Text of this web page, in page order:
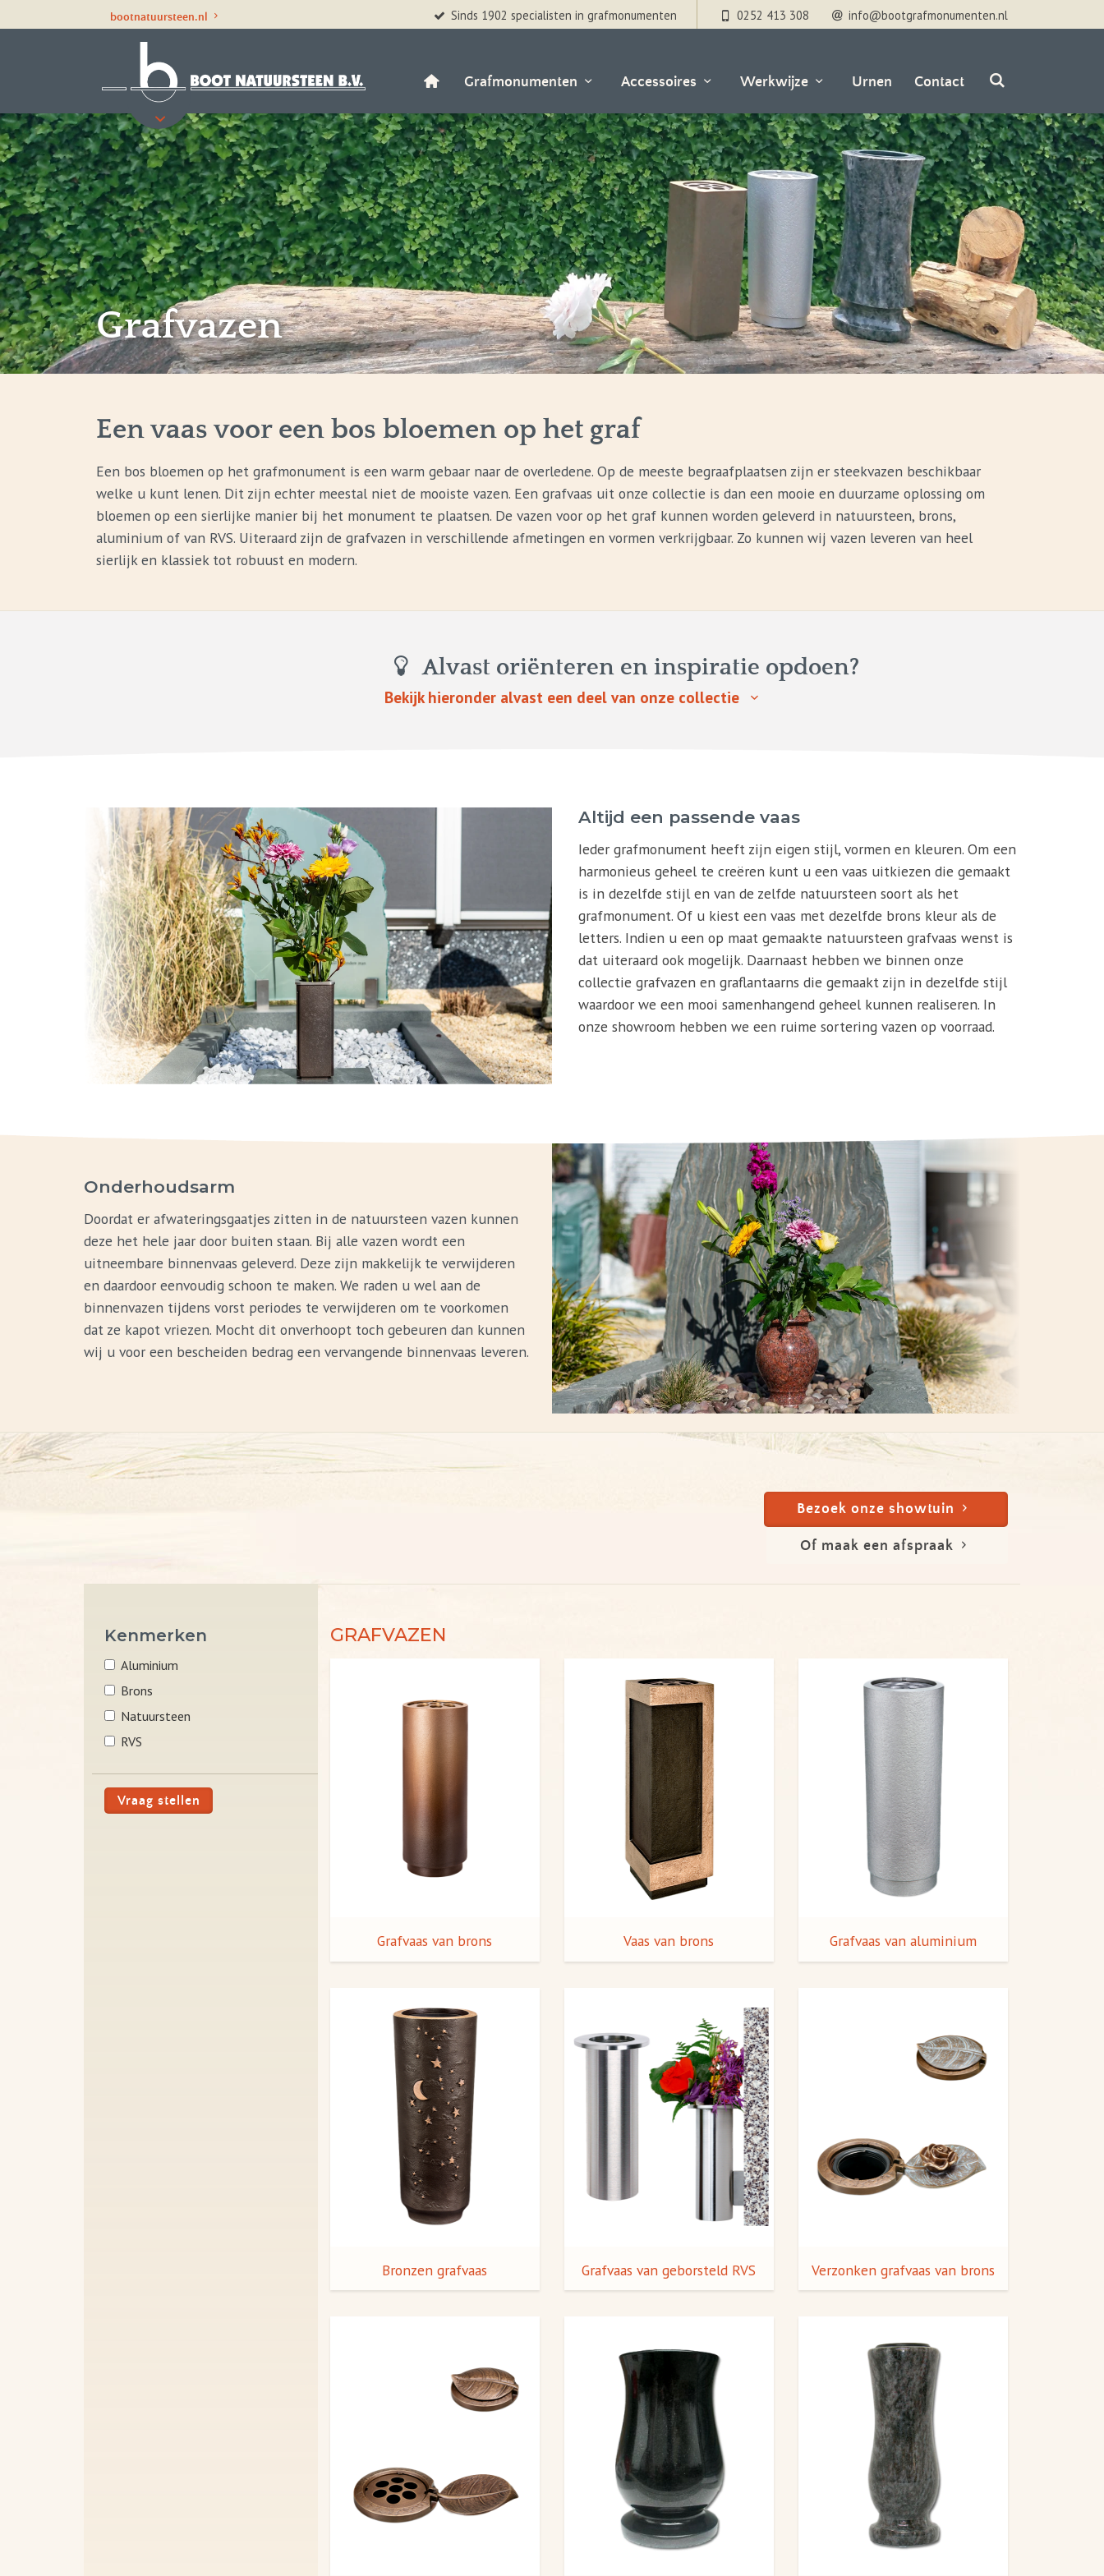
bootnatuursteen.nl Sinds 1902 specialisten in grafmonumenten 0252 413 308 info@bootgrafmonumenten.nl
Grafmonumenten Accessoires Werkwijze Urnen Contact
Grafvazen
Een vaas voor een bos bloemen op het graf
Een bos bloemen op het grafmonument is een warm gebaar naar de overledene. Op de meeste begraafplaatsen zijn er steekvazen beschikbaar
welke u kunt lenen. Dit zijn echter meestal niet de mooiste vazen. Een grafvaas uit onze collectie is dan een mooie en duurzame oplossing om
bloemen op een sierlijke manier bij het monument te plaatsen. De vazen voor op het graf kunnen worden geleverd in natuursteen, brons,
aluminium of van RVS. Uiteraard zijn de grafvazen in verschillende afmetingen en vormen verkrijgbaar. Zo kunnen wij vazen leveren van heel
sierlijk en klassiek tot robuust en modern.
Alvast oriënteren en inspiratie opdoen?
Bekijk hieronder alvast een deel van onze collectie
Altijd een passende vaas
Ieder grafmonument heeft zijn eigen stijl, vormen en kleuren. Om een
harmonieus geheel te creëren kunt u een vaas uitkiezen die gemaakt
is in dezelfde stijl en van de zelfde natuursteen soort als het
grafmonument. Of u kiest een vaas met dezelfde brons kleur als de
letters. Indien u een op maat gemaakte natuursteen grafvaas wenst is
dat uiteraard ook mogelijk. Daarnaast hebben we binnen onze
collectie grafvazen en graflantaarns die gemaakt zijn in dezelfde stijl
waardoor we een mooi samenhangend geheel kunnen realiseren. In
onze showroom hebben we een ruime sortering vazen op voorraad.
Onderhoudsarm
Doordat er afwateringsgaatjes zitten in de natuursteen vazen kunnen
deze het hele jaar door buiten staan. Bij alle vazen wordt een
uitneembare binnenvaas geleverd. Deze zijn makkelijk te verwijderen
en daardoor eenvoudig schoon te maken. We raden u wel aan de
binnenvazen tijdens vorst periodes te verwijderen om te voorkomen
dat ze kapot vriezen. Mocht dit onverhoopt toch gebeuren dan kunnen
wij u voor een bescheiden bedrag een vervangende binnenvaas leveren.
Bezoek onze showtuin
Of maak een afspraak
Kenmerken
Aluminium
Brons
Natuursteen
RVS
Vraag stellen
GRAFVAZEN
Grafvaas van brons Vaas van brons Grafvaas van aluminium
Bronzen grafvaas Grafvaas van geborsteld RVS Verzonken grafvaas van brons